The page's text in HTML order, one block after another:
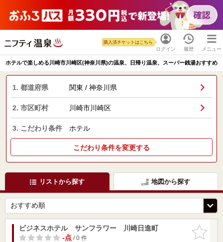
ログイン
購入済チケットはこちら
履歴 メニュー
ホテルで楽しめる川崎市川崎区(神奈川県)の温泉、日帰り温泉、スーパー銭湯おすすめ
1. 都道府県 関東 / 神奈川県
2. 市区町村 川崎市川崎区
3. こだわり条件 ホテル
こだわり条件を変更する
リストから探す 地図から探す
お気に入
りに追加
ビジネスホテル サンフラワー 川崎日進町
-点/ 0 件